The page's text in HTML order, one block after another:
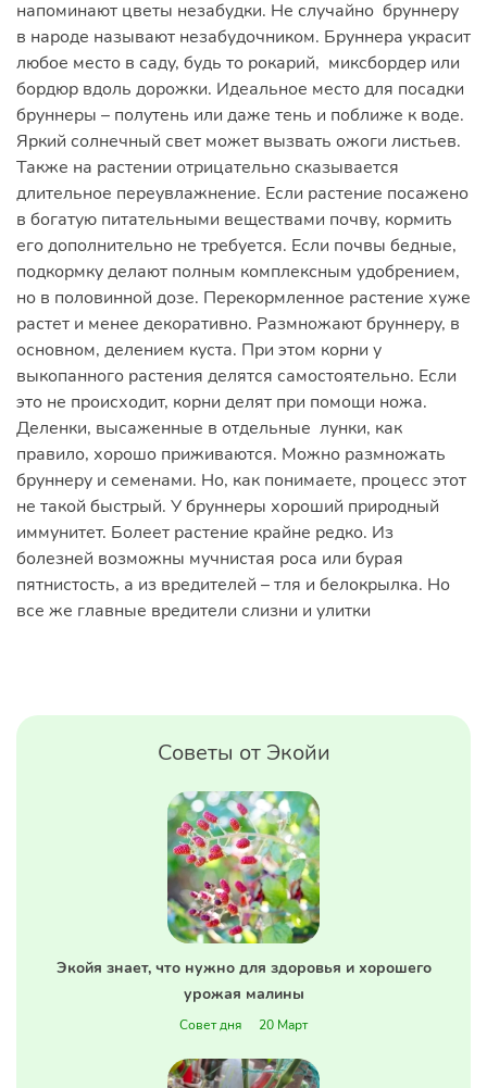
напоминают цветы незабудки. Не случайно бруннеру
в народе называют незабудочником. Бруннера украсит
любое место в саду, будь то рокарий, миксбордер или
бордюр вдоль дорожки. Идеальное место для посадки
бруннеры – полутень или даже тень и поближе к воде.
Яркий солнечный свет может вызвать ожоги листьев.
Также на растении отрицательно сказывается
длительное переувлажнение. Если растение посажено
в богатую питательными веществами почву, кормить
его дополнительно не требуется. Если почвы бедные,
подкормку делают полным комплексным удобрением,
но в половинной дозе. Перекормленное растение хуже
растет и менее декоративно. Размножают бруннеру, в
основном, делением куста. При этом корни у
выкопанного растения делятся самостоятельно. Если
это не происходит, корни делят при помощи ножа.
Деленки, высаженные в отдельные лунки, как
правило, хорошо приживаются. Можно размножать
бруннеру и семенами. Но, как понимаете, процесс этот
не такой быстрый. У бруннеры хороший природный
иммунитет. Болеет растение крайне редко. Из
болезней возможны мучнистая роса или бурая
пятнистость, а из вредителей – тля и белокрылка. Но
все же главные вредители слизни и улитки
Советы от Экойи
Экойя знает, что нужно для здоровья и хорошего
урожая малины
Совет дня 20 Март